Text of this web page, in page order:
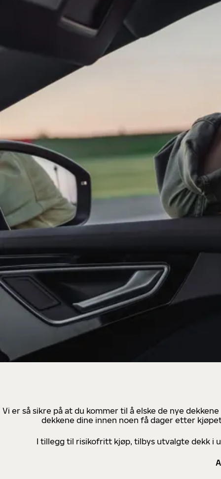
Vi er så sikre på at du kommer til å elske de nye
dekkene dine innen noen få dager etter
I tillegg til risikofritt kjøp, tilbys utvalgte dekk i